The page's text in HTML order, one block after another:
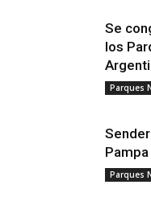
Se
los
Parques
Parques